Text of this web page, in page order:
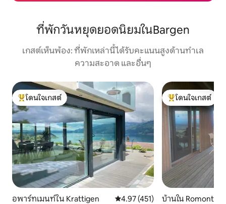
ที่พักวันหยุดยอดนิยมในBargen
เกสต์เห็นพ้อง: ที่พักเหล่านี้ได้รับคะแนนสูงด้านทำเล
ความสะอาด และอื่นๆ
โดนใจเกสต์ที่สุด
โดนใจเกสต์
อพาร์ทเมนท์ใน Krattigen คะแนนเฉลี่ย 4.97 จาก 5, 451 รีวิว
4.97 (451)
โดนใจเกสต์ที่สุด
โดนใจเกสต์
บ้านใน Romont